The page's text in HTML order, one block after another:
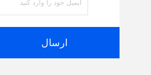
ارسال